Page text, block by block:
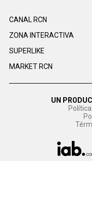
CANAL RCN
ZONA INTERACTIVA
SUPERLIKE
MARKET RCN
UN